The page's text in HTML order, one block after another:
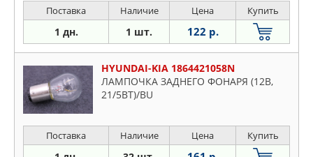
Поставка Наличие Цена Купить
1 дн. 1 шт. 122 р.
HYUNDAI-KIA 1864421058N
ЛАМПОЧКА ЗАДНЕГО ФОНАРЯ (12В,
21/5ВТ)/BU
Поставка Наличие Цена Купить